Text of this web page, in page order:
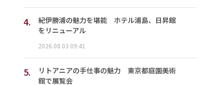
4.
紀伊勝浦の魅力を堪能 ホテル浦島、日昇館
をリニューアル
2026.08.03 09:41
5.
リトアニアの手仕事の魅力 東京都庭園美術
館で展覧会